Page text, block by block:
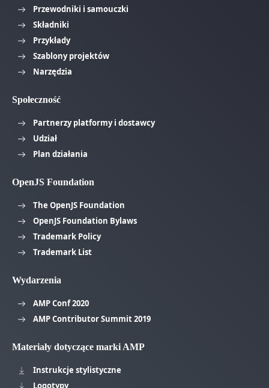
Przewodniki i samouczki
Składniki
Przykłady
Szablony projektów
Narzędzia
Społeczność
Partnerzy platformy i dostawcy
Udział
Plan działania
OpenJS Foundation
The OpenJS Foundation
OpenJS Foundation Bylaws
Trademark Policy
Trademark List
Wydarzenia
AMP Conf 2020
AMP Contributor Summit 2019
Materiały dotyczące marki AMP
Instrukcje stylistyczne